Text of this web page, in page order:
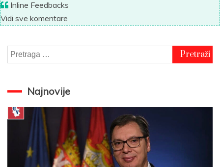
Inline Feedbacks
Vidi sve komentare
Pretraga
za:
Najnovije